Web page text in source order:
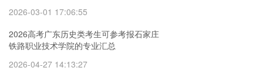
2026-03-01 17:06:55
2026高考广东历史类考生可参考报石家庄
铁路职业技术学院的专业汇总
2026-04-27 14:13:27